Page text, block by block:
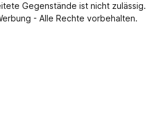
Gegenstände ist nicht zulässig.
- Alle Rechte vorbehalten.